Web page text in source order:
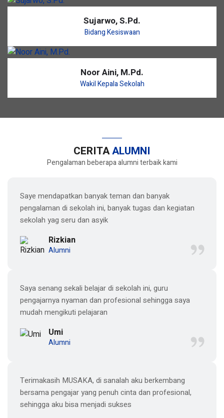
Sujarwo, S.Pd.
Bidang Kesiswaan
Noor Aini, M.Pd.
Wakil Kepala Sekolah
CERITAALUMNI
Pengalaman beberapa alumni terbaik kami
Saye mendapatkan banyak teman dan banyak
pengalaman di sekolah ini, banyak tugas dan kegiatan
sekolah yag seru dan asyik
Rizkian
Alumni
Saya senang sekali belajar di sekolah ini, guru
pengajarnya nyaman dan profesional sehingga saya
mudah mengikuti pelajaran
Umi
Alumni
Terimakasih MUSAKA, di sanalah aku berkembang
bersama pengajar yang penuh cinta dan profesional,
sehingga aku bisa menjadi sukses